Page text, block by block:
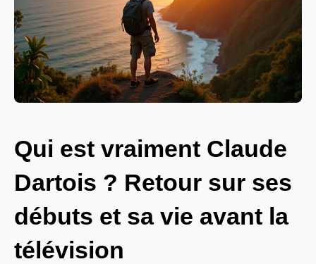
Qui est vraiment Claude
Dartois ? Retour sur ses
débuts et sa vie avant la
télévision